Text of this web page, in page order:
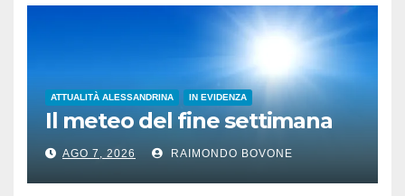
ATTUALITÀ ALESSANDRINA IN EVIDENZA
Il meteo del fine settimana
AGO 7, 2026 RAIMONDO BOVONE